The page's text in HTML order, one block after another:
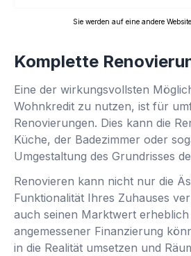
Sie werden auf eine andere
Komplette
Eine der wirkungsvollsten
Wohnkredit zu nutzen, ist für
Renovierungen. Dies kann die
Küche, der Badezimmer oder
Umgestaltung des Grundrisses
Renovieren kann nicht nur die
Funktionalität Ihres Zuhauses
auch seinen Marktwert
angemessener Finanzierung
in die Realität umsetzen und